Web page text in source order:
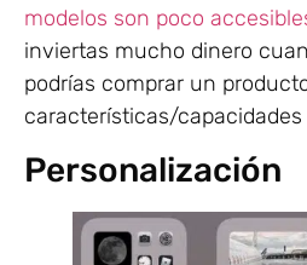
modelos son poco
inviertas mucho dinero
podrías comprar un
características/
Personalización